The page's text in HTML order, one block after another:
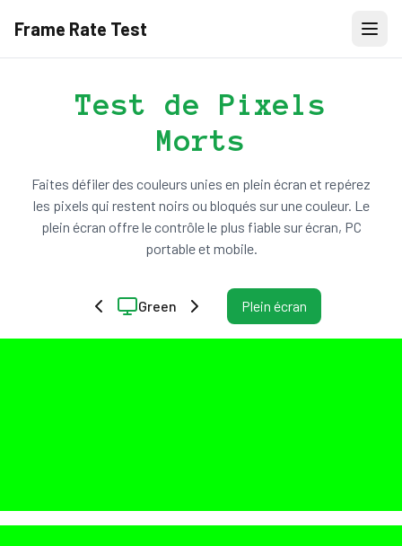
Frame Rate Test
Test de Pixels
Morts
Faites défiler des couleurs unies en plein écran et repérez
les pixels qui restent noirs ou bloqués sur une couleur. Le
plein écran offre le contrôle le plus fiable sur écran, PC
portable et mobile.
Green Plein écran